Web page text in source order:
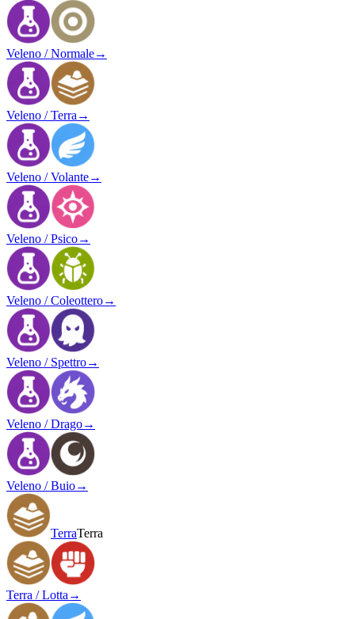
Veleno / Normale→
Veleno / Terra →
Veleno / Volante→
Veleno / Psico→
Veleno / Coleottero→
Veleno / Spettro→
Veleno / Drago→
Veleno / Buio→
TerraTerra
Terra / Lotta →